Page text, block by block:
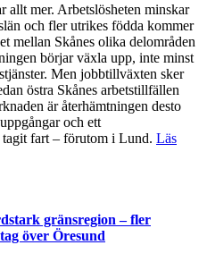
allt mer. Arbetslösheten minskar
och fler utrikes födda kommer
mellan Skånes olika delområden
börjar växla upp, inte minst
Men jobbtillväxten sker
östra Skånes arbetstillfällen
är återhämtningen desto
och ett
fart – förutom i Lund. Läs
gränsregion – fler
över Öresund